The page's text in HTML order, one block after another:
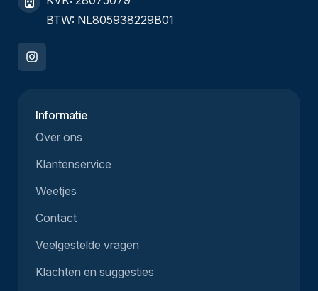
BTW: NL805938229B01
Informatie
Over ons
Klantenservice
Weetjes
Contact
Veelgestelde vragen
Klachten en suggesties